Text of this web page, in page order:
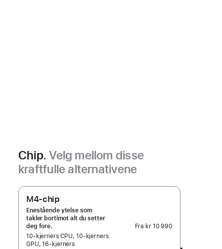
Chip. Velg mellom disse
kraftfulle alternativene
M4-chip
Enestående ytelse som
takler bortimot alt du setter
deg fore.
10‑kjerners CPU, 10‑kjerners
GPU, 16-kjerners
Fra kr 10 990